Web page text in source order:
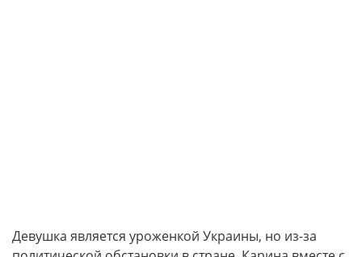
Девушка является уроженкой Украины, но из-за